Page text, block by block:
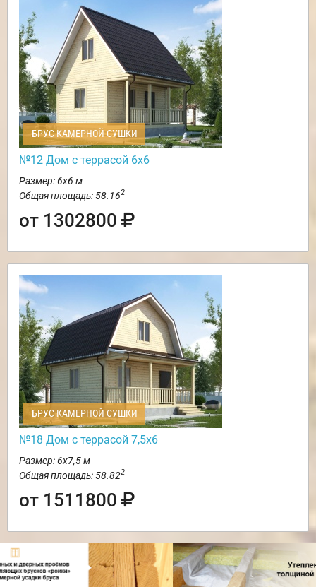
БРУС КАМЕРНОЙ СУШКИ
№12 Дом с террасой 6х6
Размер: 6х6 м
Общая площадь: 58.162
от 1302800
БРУС КАМЕРНОЙ СУШКИ
№18 Дом с террасой 7,5х6
Размер: 6х7,5 м
Общая площадь: 58.822
от 1511800